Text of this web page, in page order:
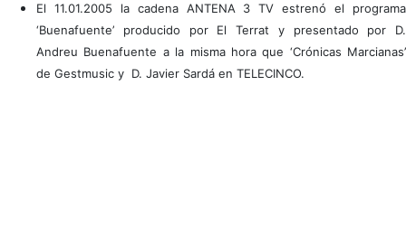
El 11.01.2005 la cadena ANTENA 3 TV estrenó el programa
‘Buenafuente’ producido por El Terrat y presentado por D.
Andreu Buenafuente a la misma hora que ‘Crónicas Marcianas’
de Gestmusic y D. Javier Sardá en TELECINCO.